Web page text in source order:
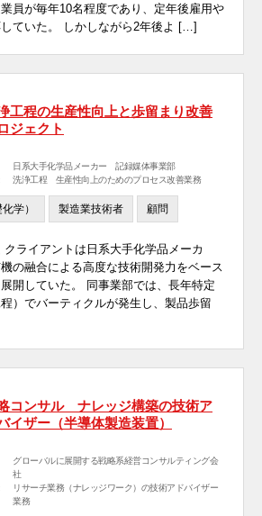
員が毎年10名程度であり、定年後雇用や
ていた。 しかしながら2年後よ […]
工程の生産性向上と歩留まり改善
ジェクト
日系大手化学品メーカー 記録媒体事業部
洗浄工程 生産性向上のためのプロセス改善業務
学） 製造業技術者 顧問
ライアントは日系大手化学品メーカ
の融合による高度な技術開発力をベース
開していた。 同事業部では、長年特定
）でバーティクルが発生し、製品歩留
コンサル ナレッジ構築の技術ア
イザー（半導体製造装置）
グローバルに展開する戦略系経営コンサルティング会
社
リサーチ業務（ナレッジワーク）の技術アドバイザー
業務